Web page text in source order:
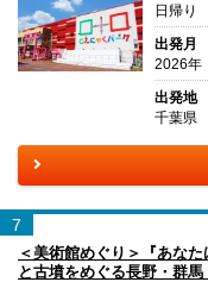
日帰り
出発月
2026
出発地
千葉県
7
＜美術館めぐり＞『あな
と古墳をめぐる長野・群